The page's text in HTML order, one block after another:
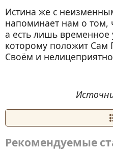
Истина же с
напоминает нам о том,
а есть лишь временное
которому положит Сам
Своём и
Рекомендуемые